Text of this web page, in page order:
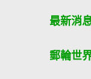
最新消
郵輪世